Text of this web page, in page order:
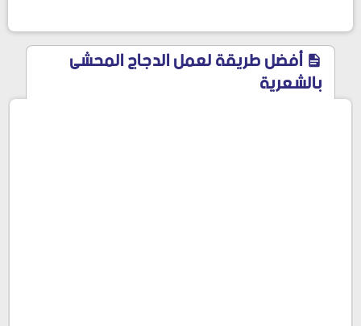
أفضل طريقة لعمل الدجاج المحشى
بالشعرية